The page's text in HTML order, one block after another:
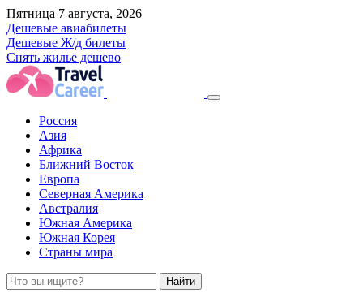
Пятница 7 августа, 2026
Дешевые авиабилеты
Дешевые Ж/д билеты
Снять жилье дешево
Россия
Азия
Африка
Ближний Восток
Европа
Северная Америка
Австралия
Южная Америка
Южная Корея
Страны мира
Найти